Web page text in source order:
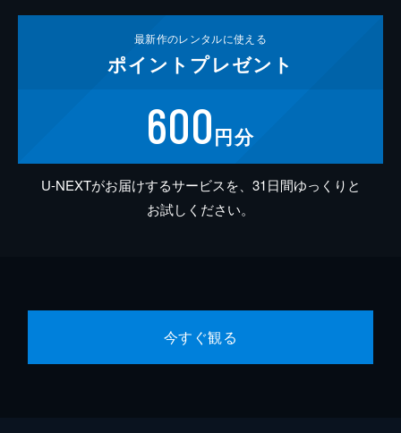
最新作のレンタルに使える
ポイント プレゼント
600円分
U-NEXTがお届けするサービスを、31日間ゆっくりと
お試しください。
今すぐ観る